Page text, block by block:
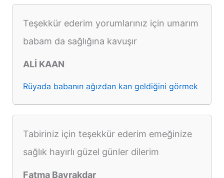
Teşekkür ederim yorumlarınız için umarım
babam da sağlığına kavuşır
ALİ KAAN
Rüyada babanın ağızdan kan geldiğini görmek
Tabiriniz için teşekkür ederim emeğinize
sağlık hayırlı güzel günler dilerim
Fatma Bayrakdar